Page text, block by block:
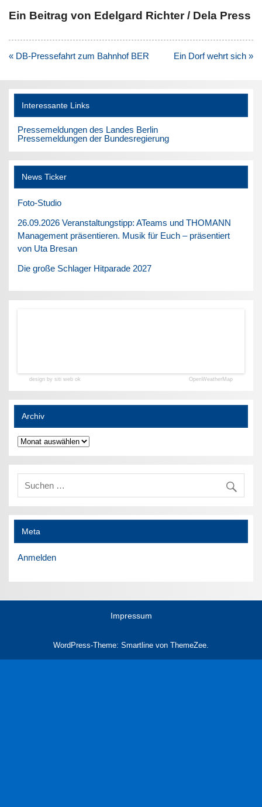
Ein Beitrag von Edelgard Richter / Dela Press
Beitragsnavigation
« DB-Pressefahrt zum Bahnhof BER Ein Dorf wehrt sich »
Interessante Links
Pressemeldungen des Landes Berlin
Pressemeldungen der Bundesregierung
News Ticker
Foto-Studio
26.09.2026 Veranstaltungstipp: ATeams und THOMANN
Management präsentieren. Musik für Euch – präsentiert
von Uta Bresan
Die große Schlager Hitparade 2027
design by siti web ok OpenWeatherMap
Archiv
Archiv
Meta
Anmelden
Impressum
WordPress-Theme: Smartline von ThemeZee.